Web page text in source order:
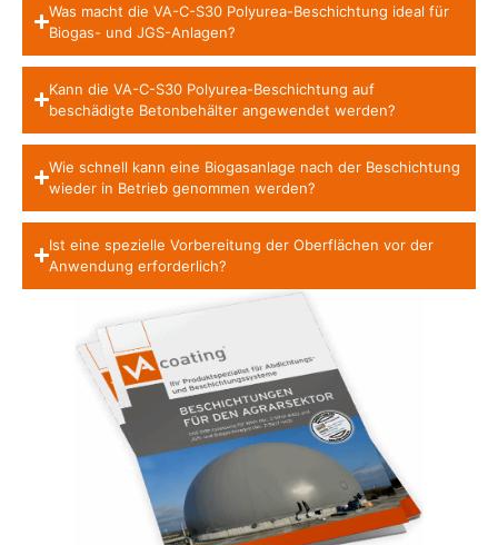
Was macht die VA-C-S30 Polyurea-Beschichtung ideal für
Biogas- und JGS-Anlagen?
Kann die VA-C-S30 Polyurea-Beschichtung auf
beschädigte Betonbehälter angewendet werden?
Wie schnell kann eine Biogasanlage nach der Beschichtung
wieder in Betrieb genommen werden?
Ist eine spezielle Vorbereitung der Oberflächen vor der
Anwendung erforderlich?